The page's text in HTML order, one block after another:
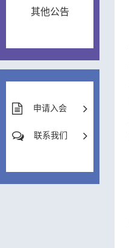
其他公告
申请入会
联系我们